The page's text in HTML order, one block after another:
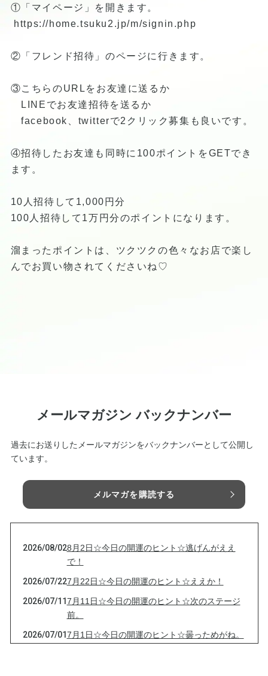
①「マイページ」を開きます。
https://home.tsuku2.jp/m/signin.php
②「フレンド招待」のページに行きます。
③こちらのURLをお友達に送るか
LINEでお友達招待を送るか
facebook、twitterで2クリック募集も良いです。
④招待したお友達も同時に100ポイントをGETでき
ます。
10人招待して1,000円分
100人招待して1万円分のポイントになります。
溜まったポイントは、ツクツクの色々なお店で楽し
んでお買い物されてくださいね♡
メールマガジン バックナンバー
過去にお送りしたメールマガジンをバックナンバーとして公開し
ています。
メルマガを購読する
2026/08/028月2日☆今日の開運のヒント☆逃げんがええ
で！
2026/07/227月22日☆今日の開運のヒント☆ええか！
2026/07/117月11日☆今日の開運のヒント☆次のステージ
前。
2026/07/017月1日☆今日の開運のヒント☆曇っためがね。